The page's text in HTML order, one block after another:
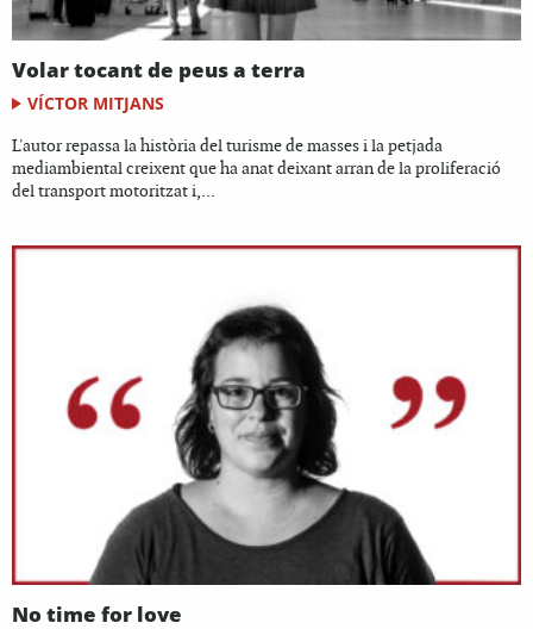
Volar tocant de peus a terra
VÍCTOR MITJANS
L'autor repassa la història del turisme de masses i la petjada
mediambiental creixent que ha anat deixant arran de la proliferació
del transport motoritzat i,...
No time for love